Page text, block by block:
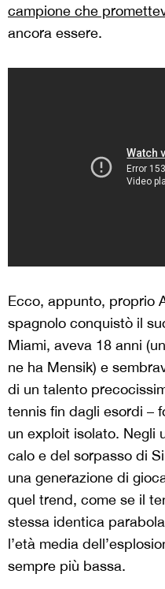
campione che
ancora essere.
Ecco, appunto, proprio
spagnolo conquistò il
Miami, aveva 18 anni
ne ha Mensik) e
di un talento
tennis fin dagli esordi –
un exploit isolato. Negli
calo e del sorpasso di
una generazione di
quel trend, come se il
stessa identica
l’età media
sempre più bassa.